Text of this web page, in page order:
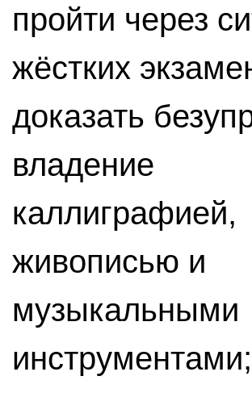
пройти через
жёстких
доказать
владение
каллиграфией,
живописью и
музыкальными
инструментами;